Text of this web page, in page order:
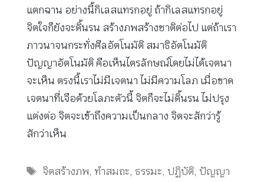
แตกฉาน อย่างนี้กิเลสแทรกอยู่ ถ้ากิเลสแทรกอยู่
จิตใจก็ยังจะดิ้นรน สร้างภพสร้างชาติต่อไป แต่ถ้าเรา
ภาวนาจนกระทั่งศีลอัตโนมัติ สมาธิอัตโนมัติ
ปัญญาอัตโนมัติ คือเห็นไตรลักษณ์โดยไม่ได้เจตนา
จะเห็น ตรงนี้เราไม่มีเจตนา ไม่มีความโลภ เมื่อขาด
เจตนาที่เจือด้วยโลภะตัวนี้ จิตก็จะไม่ดิ้นรน ไม่ปรุง
แต่งต่อ จิตจะเข้าถึงความเป็นกลาง จิตจะสักว่ารู้
สักว่าเห็น
Tags
จิตสร้างภพ, ทำสมถะ, ธรรมะ, ปฏิบัติ, ปัญญา